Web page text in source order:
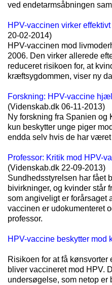
ved endetarmsåbningen
HPV-vaccinen virker
20-02-2014)
HPV-vaccinen mod
2006. Den virker allerede
reduceret risikoen for, at
kræftsygdommen, viser ny
Forskning: HPV-vaccine
(Videnskab.dk 06-11-2013)
Ny forskning fra Spanien og
kun beskytter unge piger
endda selv hvis de har
Professor: Kritik mod HPV-
(Videnskab.dk 22-09-2013)
Sundhedsstyrelsen har fået
bivirkninger, og kvinder står
som angiveligt er forårsaget
vaccinen er udokumenteret
professor.
HPV-vaccine beskytter mod
Risikoen for at få
bliver vaccineret mod HPV.
undersøgelse, som netop er